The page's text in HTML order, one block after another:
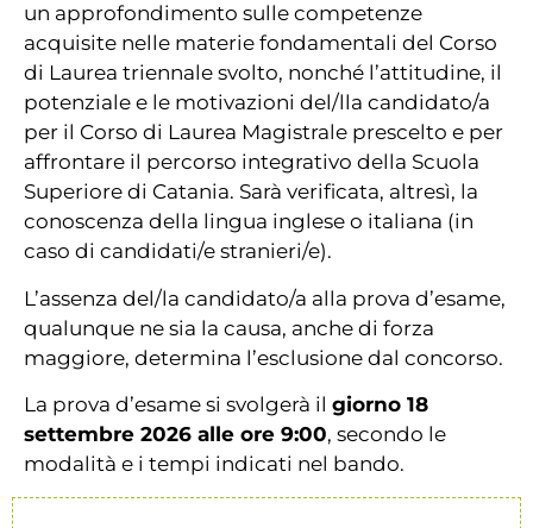
un approfondimento sulle competenze
acquisite nelle materie fondamentali del Corso
di Laurea triennale svolto, nonché l’attitudine, il
potenziale e le motivazioni del/lla candidato/a
per il Corso di Laurea Magistrale prescelto e per
affrontare il percorso integrativo della Scuola
Superiore di Catania. Sarà verificata, altresì, la
conoscenza della lingua inglese o italiana (in
caso di candidati/e stranieri/e).
L’assenza del/la candidato/a alla prova d’esame,
qualunque ne sia la causa, anche di forza
maggiore, determina l’esclusione dal concorso.
La prova d’esame si svolgerà il giorno 18
settembre 2026 alle ore 9:00, secondo le
modalità e i tempi indicati nel bando.